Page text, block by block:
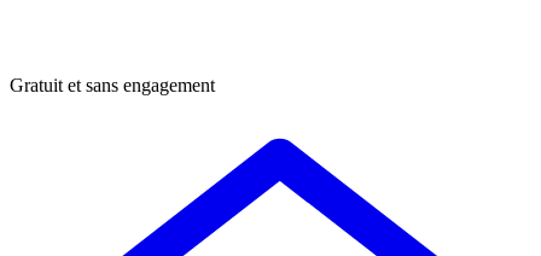
Gratuit et sans engagement